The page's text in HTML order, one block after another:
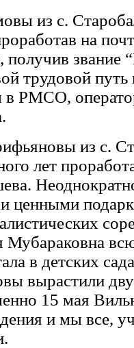
из с.
на
звание
трудовой
в РМСО,
из с.
лет
ценными
Мубараковна
в детских
вырастили
15 мая
и мы все,